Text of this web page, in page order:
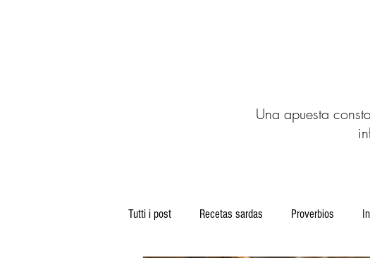
Una apuesta
Tutti i post Recetas sardas Proverbios